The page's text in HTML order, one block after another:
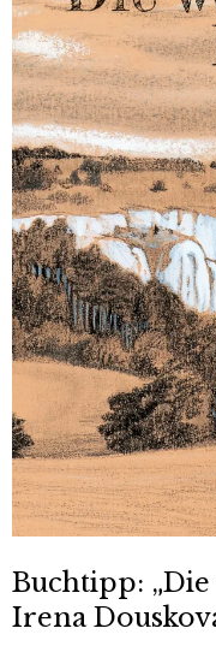
Buchtipp:
Irena